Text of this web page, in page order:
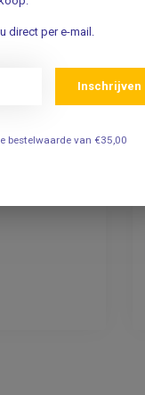
direct per e-mail.
Inschrijven
bestelwaarde van €35,00